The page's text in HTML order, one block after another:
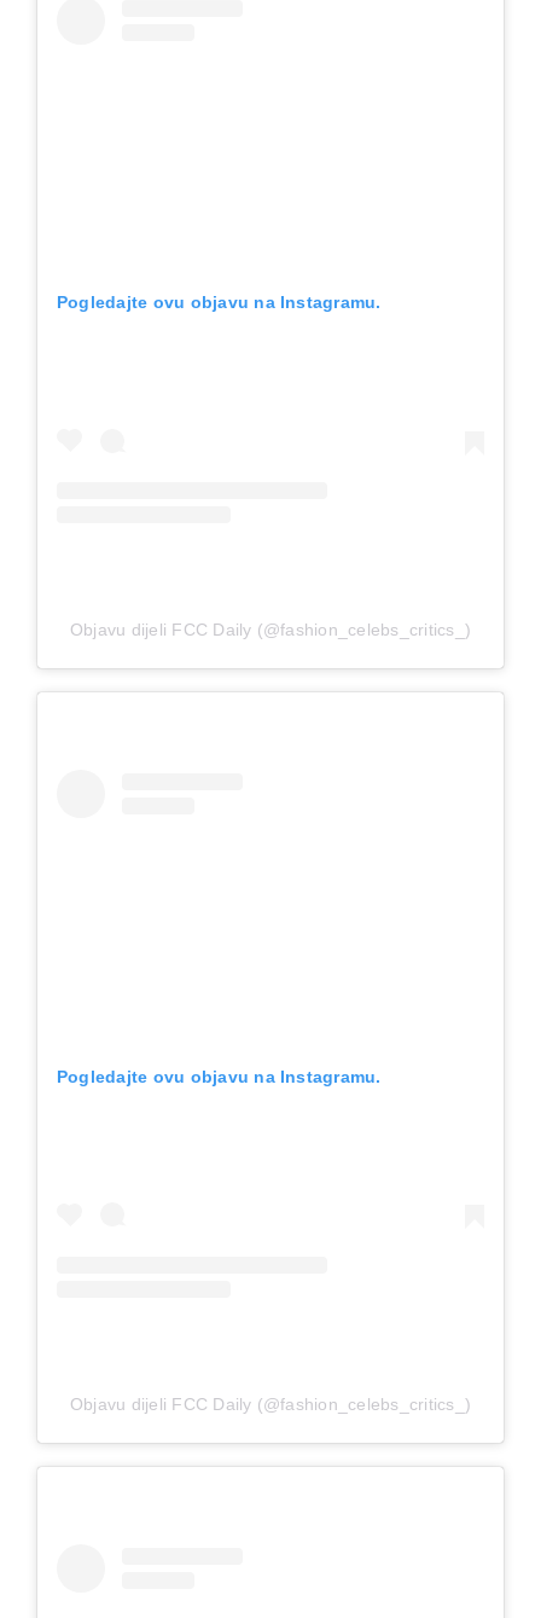
Pogledajte ovu objavu na Instagramu.
Objavu dijeli FCC Daily (@fashion_celebs_critics_)
Pogledajte ovu objavu na Instagramu.
Objavu dijeli FCC Daily (@fashion_celebs_critics_)